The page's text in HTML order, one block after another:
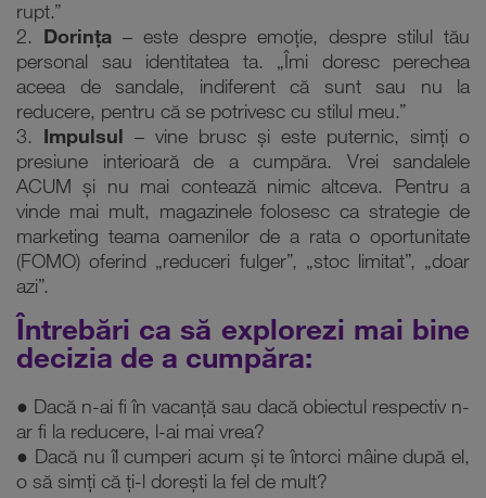
rupt.”
2. Dorința – este despre emoție, despre stilul tău
personal sau identitatea ta. „Îmi doresc perechea
aceea de sandale, indiferent că sunt sau nu la
reducere, pentru că se potrivesc cu stilul meu.”
3. Impulsul – vine brusc și este puternic, simți o
presiune interioară de a cumpăra. Vrei sandalele
ACUM și nu mai contează nimic altceva. Pentru a
vinde mai mult, magazinele folosesc ca strategie de
marketing teama oamenilor de a rata o oportunitate
(FOMO) oferind „reduceri fulger”, „stoc limitat”, „doar
azi”.
Întrebări ca să explorezi mai bine
decizia de a cumpăra:
● Dacă n-ai fi în vacanță sau dacă obiectul respectiv n-
ar fi la reducere, l-ai mai vrea?
● Dacă nu îl cumperi acum și te întorci mâine după el,
o să simți că ți-l dorești la fel de mult?